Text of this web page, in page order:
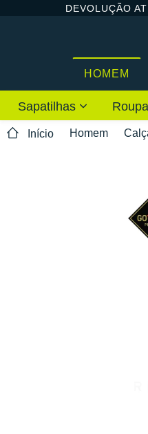
DEVOLUÇÃO
HOMEM
Sapatilhas Roupa
Início Homem